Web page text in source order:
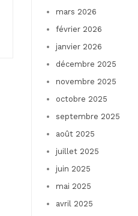
mars 2026
février 2026
janvier 2026
décembre 2025
novembre 2025
octobre 2025
septembre 2025
août 2025
juillet 2025
juin 2025
mai 2025
avril 2025